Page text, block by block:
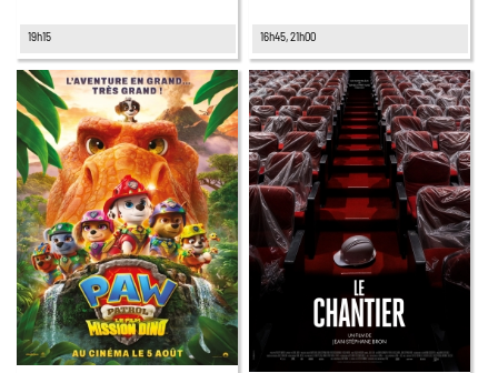
19h15 16h45, 21h00